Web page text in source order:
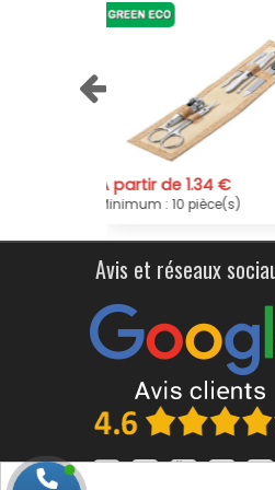
A partir de 0.73 €
Minimum : 10 pièce(s)
Avis et réseaux